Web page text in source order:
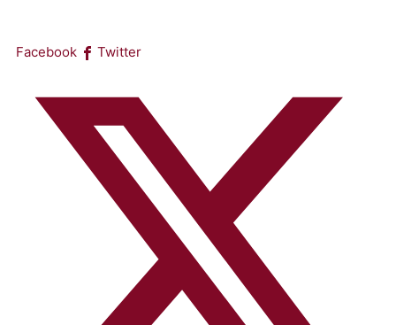
Facebook Twitter